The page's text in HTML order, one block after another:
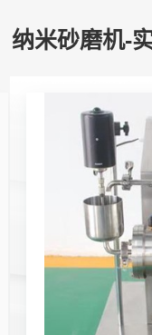
纳米砂磨机-